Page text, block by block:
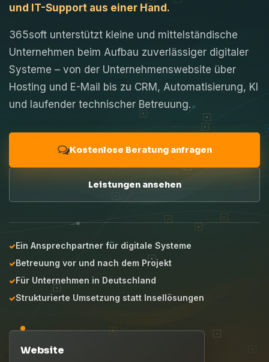
und IT-Support aus einer Hand.
365soft unterstützt kleine und mittelständische
Unternehmen beim Aufbau zuverlässiger digitaler
Systeme – von der Unternehmenswebsite über
Hosting und E-Mail bis zu CRM, Automatisierung, KI
und laufender technischer Betreuung.
Kostenlose Beratung anfragen
Leistungen ansehen
Ein Ansprechpartner für digitale Systeme
Betreuung vor und nach dem Projekt
Für Unternehmen in Deutschland
Strukturierte Umsetzung statt Insellösungen
Website